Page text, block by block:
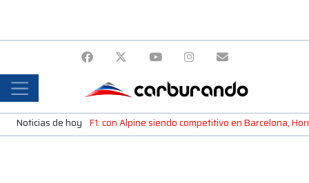
Noticias de hoy F1: con Alpine siendo competitivo en Barcelona,